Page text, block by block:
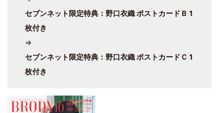
セブンネット限定特典：野口衣織 ポストカードＢ 1
枚付き
⇒
セブンネット限定特典：野口衣織 ポストカードＣ 1
枚付き